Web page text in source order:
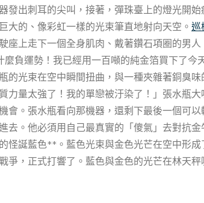
出刺耳的尖叫，接著，彈珠臺上的燈光開
大的、像彩虹一樣的光束筆直地射向天空。 巡
上走下一個全身肌肉、戴著鑽石項圈的男
負運勢！我已經用一百噸的純金箔買下了今
光束在空中瞬間扭曲，與一種夾雜著銅臭
量太強了！我的單戀被汙染了！」張水瓶
。張水瓶看向那機器，還剩下最後一個可
去。他必須用自己最真實的「傻氣」去對抗
怪誕藍色**。藍色光束與金色光芒在空中形
，正式打響了。藍色與金色的光芒在林天